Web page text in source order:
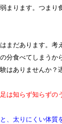
まります。つまり
まだあります。考
分食べてしまうか
はありませんか？
は知らず知らずの
、太りにくい体質